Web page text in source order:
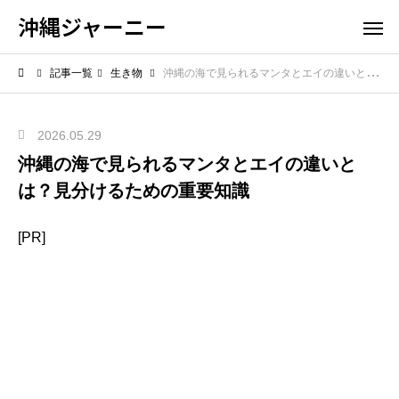
沖縄ジャーニー
記事一覧 生き物 沖縄の海で見られるマンタとエイの違いとは？見分けるための重要知識
2026.05.29
沖縄の海で見られるマンタとエイの違いと
は？見分けるための重要知識
[PR]